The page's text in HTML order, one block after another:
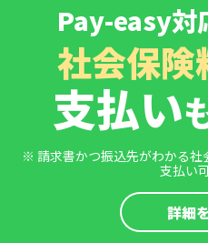
Pay-easy対
社会保険
支払い
※ 請求書かつ振込先がわかる
支払い
詳細